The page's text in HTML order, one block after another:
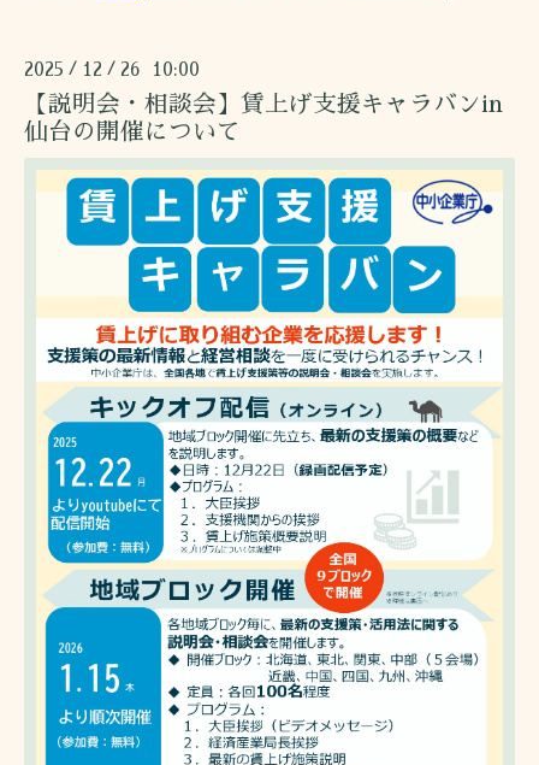
2025 / 12 / 26 10:00
【説明会・相談会】賃上げ支援キャラバンin
仙台の開催について